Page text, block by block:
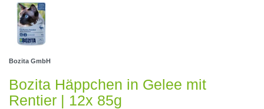
Bozita GmbH
Bozita Häppchen in Gelee mit
Rentier | 12x 85g